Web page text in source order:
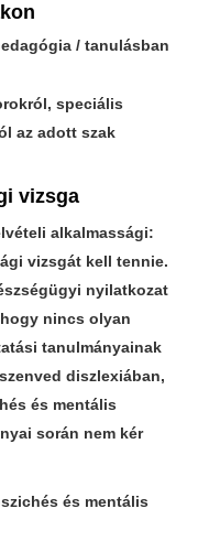
/ tanulásban
speciális
az adott szak
vizsga
alkalmassági:
vizsgát kell tennie.
nyilatkozat
nincs olyan
tanulmányainak
diszlexiában,
és mentális
során nem kér
és mentális